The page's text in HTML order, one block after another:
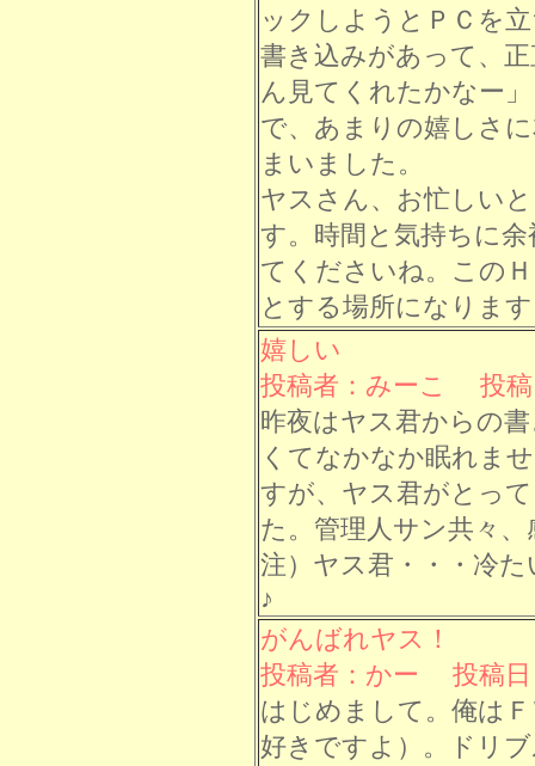
ックしようとＰＣを
書き込みがあって、
ん見てくれたかなー
で、あまりの嬉しさ
まいました。
ヤスさん、お忙しい
す。時間と気持ちに
てくださいね。この
とする場所になりま
嬉しい
投稿者：みーこ 投稿
昨夜はヤス君からの
くてなかなか眠れま
すが、ヤス君がとっ
た。管理人サン共々
注）ヤス君・・・冷
♪
がんばれヤス！
投稿者：かー 投稿日
はじめまして。俺は
好きですよ）。ドリ